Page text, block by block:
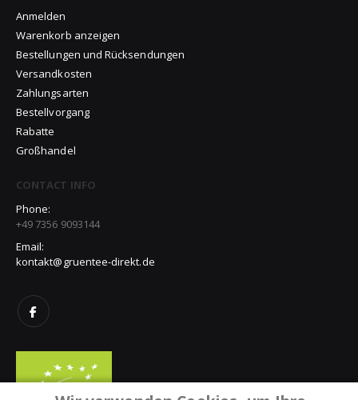
Anmelden
Warenkorb anzeigen
Bestellungen und Rücksendungen
Versandkosten
Zahlungsarten
Bestellvorgang
Rabatte
Großhandel
CONTACT INFO
Phone:
+49 7356 9093144
Email:
kontakt@gruentee-direkt.de